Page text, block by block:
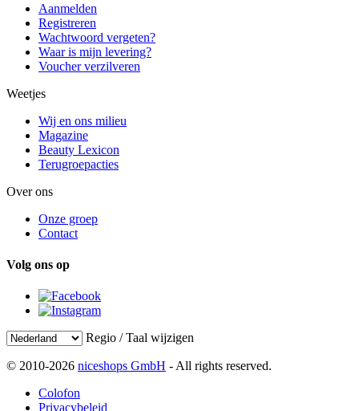
Aanmelden
Registreren
Wachtwoord vergeten?
Waar is mijn levering?
Voucher verzilveren
Weetjes
Wij en ons milieu
Magazine
Beauty Lexicon
Terugroepacties
Over ons
Onze groep
Contact
Volg ons op
Regio / Taal wijzigen
© 2010-2026 niceshops GmbH - All rights reserved.
Colofon
Privacybeleid